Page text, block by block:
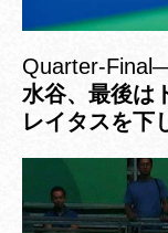
Quarter-
水谷、最後は
レイタスを下